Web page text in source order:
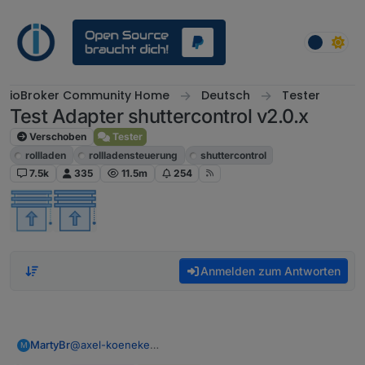
ioBroker Community Home Deutsch Tester
Test Adapter shuttercontrol v2.0.x
Verschoben
Tester
rollladen
rollladensteuerung
shuttercontrol
7.5k
335 11.5m 254
Anmelden zum Antworten
M MartyBr@axel-koeneke